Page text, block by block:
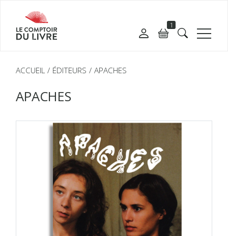
1
ACCUEIL ÉDITEURS APACHES
APACHES